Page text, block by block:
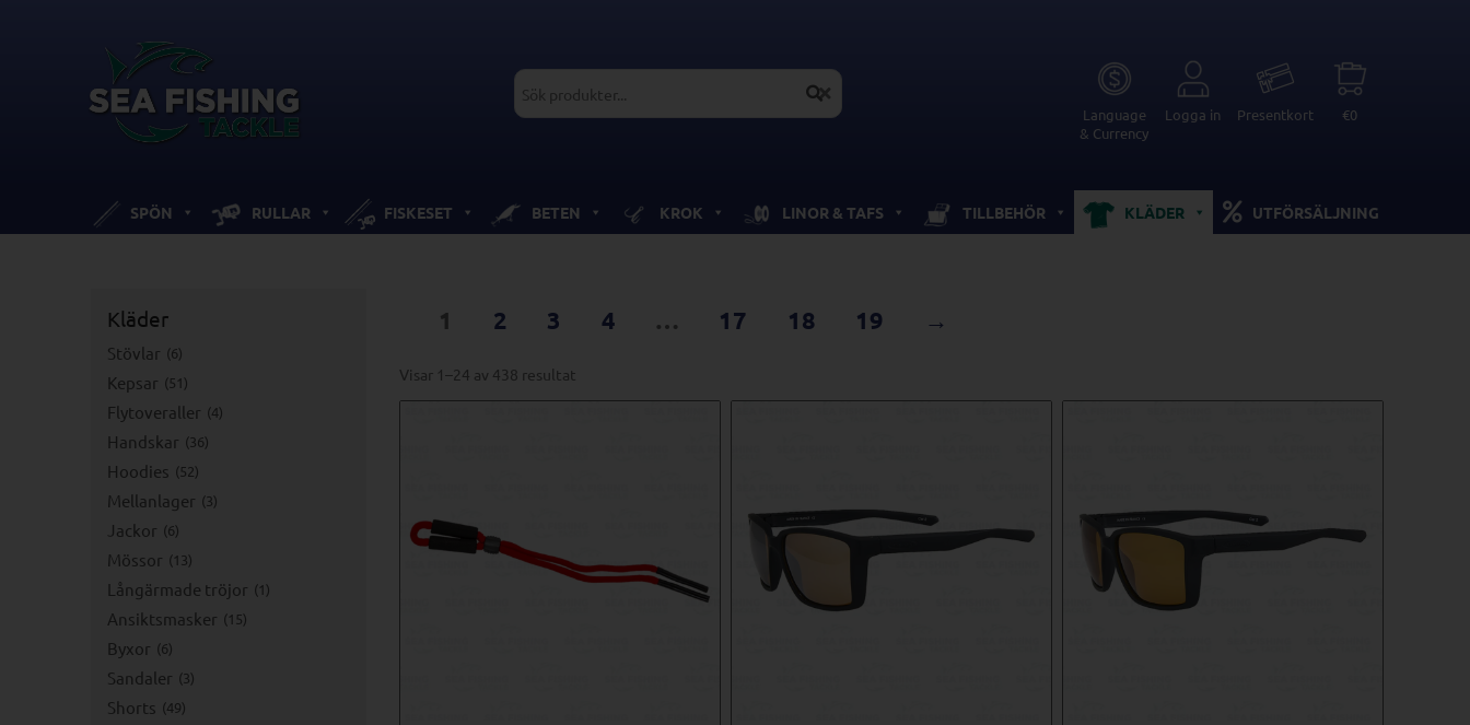
Language
& Currency
Logga in Presentkort €0
SPÖN RULLAR FISKESET BETEN KROK LINOR & TAFS TILLBEHÖR KLÄDER UTFÖRSÄLJNING
1 2 3 4 … 17 18 19 →
Visar 1–24 av 438 resultat
Kläder
Stövlar 6
Kepsar 51
Flytoveraller 4
Handskar 36
Hoodies 52
Mellanlager 3
Jackor 6
Mössor 13
Långärmade tröjor 1
Ansiktsmasker 15
Byxor 6
Sandaler 3
Shorts 49